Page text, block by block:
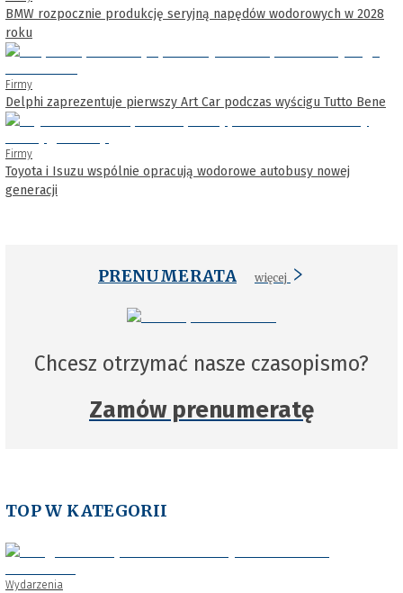
BMW rozpocznie produkcję seryjną napędów wodorowych w 2028
roku
Firmy
Delphi zaprezentuje pierwszy Art Car podczas wyścigu Tutto Bene
Firmy
Toyota i Isuzu wspólnie opracują wodorowe autobusy nowej
generacji
PRENUMERATA więcej
Chcesz otrzymać nasze czasopismo?
Zamów prenumeratę
TOP W KATEGORII
Wydarzenia